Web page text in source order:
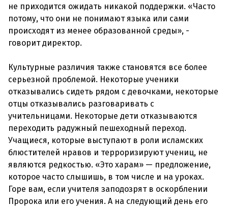
не приходится ожидать никакой поддержки. «Часто
потому, что они не понимают языка или сами
происходят из менее образованной среды», -
говорит директор.
Культурные различия также становятся все более
серьезной проблемой. Некоторые ученики
отказывались сидеть рядом с девочками, некоторые
отцы отказывались разговаривать с
учительницами. Некоторые дети отказываются
переходить радужный пешеходный переход.
Учащиеся, которые выступают в роли исламских
блюстителей нравов и терроризируют учениц, не
являются редкостью. «Это харам» — предложение,
которое часто слышишь, в том числе и на уроках.
Горе вам, если учителя заподозрят в оскорблении
Пророка или его учения. А на следующий день его